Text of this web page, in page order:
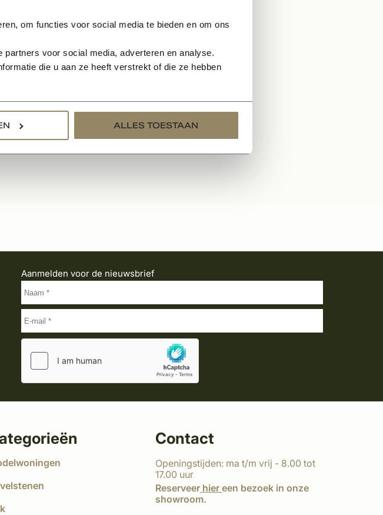
om functies voor social media te bieden en om ons
voor social media, adverteren en analyse.
die u aan ze heeft verstrekt of die ze hebben
ALLES TOESTAAN
Aanmelden voor de nieuwsbrief
Contact
Openingstijden: ma t/m vrij - 8.00 tot
17.00 uur
Reserveer hier een bezoek in onze
showroom.